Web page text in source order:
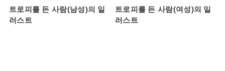
트로피를 든 사람(남성)의 일
러스트
트로피를 든 사람(여성)의 일
러스트